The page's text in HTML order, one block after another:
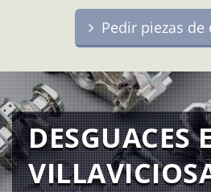
Pedir piezas de
DESGUACES